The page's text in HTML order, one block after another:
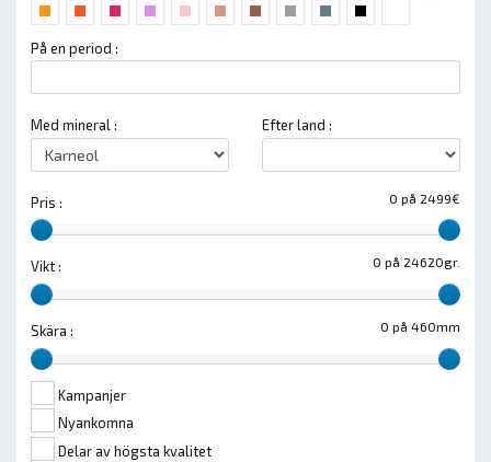
På en period :
Med mineral : Efter land :
0 på 2499€
Pris :
0 på 24620gr.
Vikt :
0 på 460mm
Skära :
Kampanjer
Nyankomna
Delar av högsta kvalitet